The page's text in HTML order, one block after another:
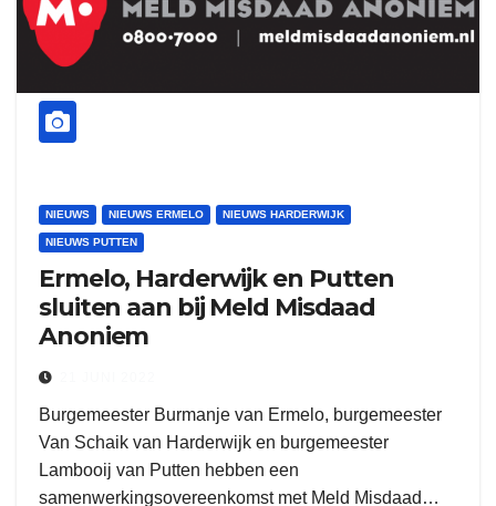
NIEUWS NIEUWS ERMELO NIEUWS HARDERWIJK
NIEUWS PUTTEN
Ermelo, Harderwijk en Putten
sluiten aan bij Meld Misdaad
Anoniem
Burgemeester Burmanje van Ermelo, burgemeester
Van Schaik van Harderwijk en burgemeester
Lambooij van Putten hebben een
samenwerkingsovereenkomst met Meld Misdaad…